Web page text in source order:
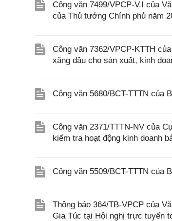
Công văn 7499/VPCP-V.I của
của Thủ tướng Chính phủ năm
Công văn 7362/VPCP-KTTH
xăng dầu cho sản xuất, kinh
Công văn 5680/BCT-TTTN của
Công văn 2371/TTTN-NV của
kiểm tra hoạt động kinh doanh
Công văn 5509/BCT-TTTN của
Thông báo 364/TB-VPCP của
Gia Túc tại Hội nghị trực tuyến